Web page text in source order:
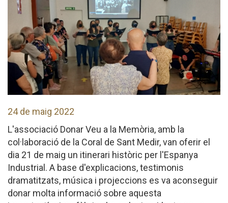
24 de maig 2022
L'associació Donar Veu a la Memòria, amb la
col·laboració de la Coral de Sant Medir, van oferir el
dia 21 de maig un itinerari històric per l'Espanya
Industrial. A base d'explicacions, testimonis
dramatitzats, música i projeccions es va aconseguir
donar molta informació sobre aquesta